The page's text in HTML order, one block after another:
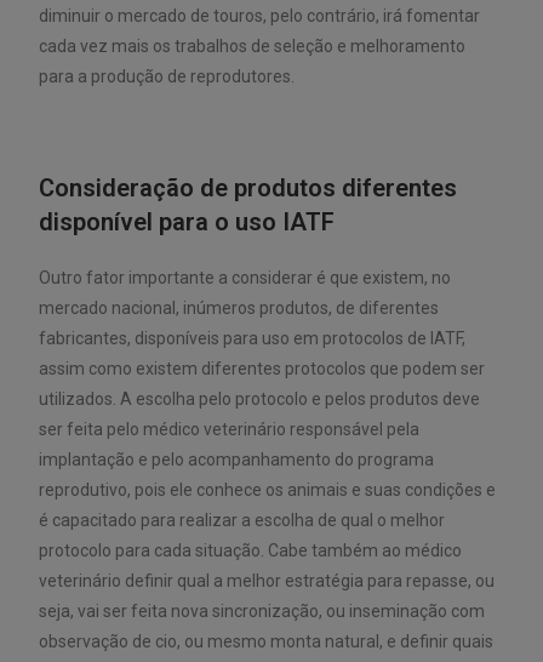
diminuir o mercado de touros, pelo contrário, irá fomentar
cada vez mais os trabalhos de seleção e melhoramento
para a produção de reprodutores.
Consideração de produtos diferentes
disponível para o uso IATF
Outro fator importante a considerar é que existem, no
mercado nacional, inúmeros produtos, de diferentes
fabricantes, disponíveis para uso em protocolos de IATF,
assim como existem diferentes protocolos que podem ser
utilizados. A escolha pelo protocolo e pelos produtos deve
ser feita pelo médico veterinário responsável pela
implantação e pelo acompanhamento do programa
reprodutivo, pois ele conhece os animais e suas condições e
é capacitado para realizar a escolha de qual o melhor
protocolo para cada situação. Cabe também ao médico
veterinário definir qual a melhor estratégia para repasse, ou
seja, vai ser feita nova sincronização, ou inseminação com
observação de cio, ou mesmo monta natural, e definir quais